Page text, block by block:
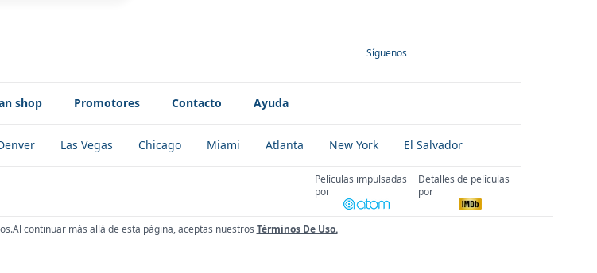
Síguenos
shop Promotores Contacto Ayuda
Las Vegas Chicago Miami Atlanta New York El Salvador
Películas impulsadas
por
Detalles de películas
por
Al continuar más allá de esta página, aceptas nuestros Términos De Uso.